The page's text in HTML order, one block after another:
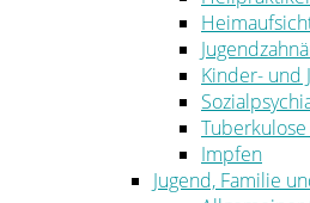
Kinder- und
Tuberkulose
Impfen
Jugend, Familie